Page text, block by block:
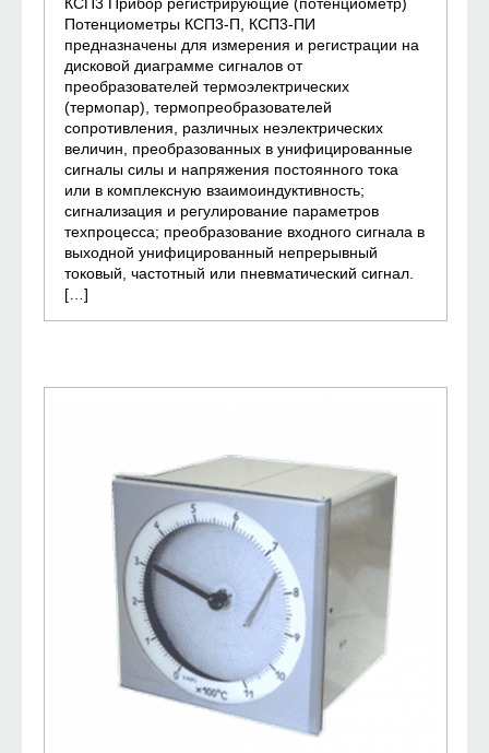
Потенциометры КСП3-П, КСП3-ПИ
предназначены для измерения и регистрации на
дисковой диаграмме сигналов от
преобразователей термоэлектрических
(термопар), термопреобразователей
сопротивления, различных неэлектрических
величин, преобразованных в унифицированные
сигналы силы и напряжения постоянного тока
или в комплексную взаимоиндуктивность;
сигнализация и регулирование параметров
техпроцесса; преобразование входного сигнала в
выходной унифицированный непрерывный
токовый, частотный или пневматический сигнал.
[…]